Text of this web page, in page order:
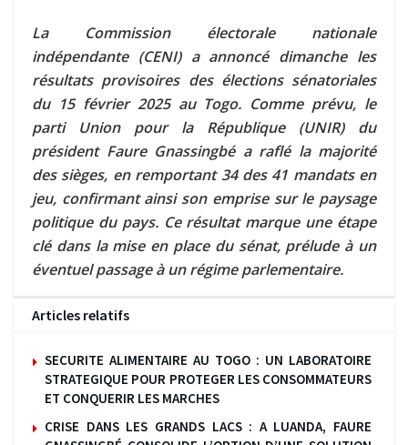
La Commission électorale nationale
indépendante (CENI) a annoncé dimanche les
résultats provisoires des élections sénatoriales
du 15 février 2025 au Togo. Comme prévu, le
parti Union pour la République (UNIR) du
président Faure Gnassingbé a raflé la majorité
des sièges, en remportant 34 des 41 mandats en
jeu, confirmant ainsi son emprise sur le paysage
politique du pays. Ce résultat marque une étape
clé dans la mise en place du sénat, prélude à un
éventuel passage à un régime parlementaire.
Articles relatifs
SECURITE ALIMENTAIRE AU TOGO : UN LABORATOIRE
STRATEGIQUE POUR PROTEGER LES CONSOMMATEURS
ET CONQUERIR LES MARCHES
CRISE DANS LES GRANDS LACS : A LUANDA, FAURE